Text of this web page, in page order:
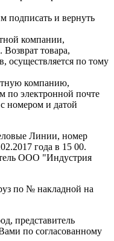
подписать и вернуть
компании,
Возврат товара,
осуществляется по тому
компанию,
по электронной почте
номером и датой
Линии, номер
года в 15 00.
ООО "Индустрия
по № накладной на
представитель
по согласованному